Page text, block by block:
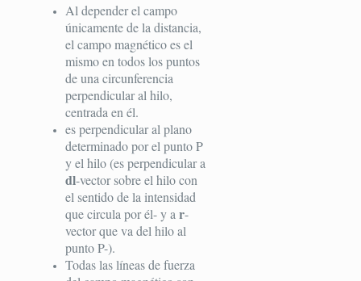
Al depender el campo
únicamente de la distancia,
el campo magnético es el
mismo en todos los puntos
de una circunferencia
perpendicular al hilo,
centrada en él.
es perpendicular al plano
determinado por el punto P
y el hilo (es perpendicular a
dl-vector sobre el hilo con
el sentido de la intensidad
que circula por él- y a r-
vector que va del hilo al
punto P-).
Todas las líneas de fuerza